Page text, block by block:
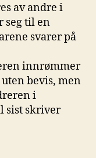
av andre i
seg til en
svarer på
innrømmer
bevis, men
i
sist skriver